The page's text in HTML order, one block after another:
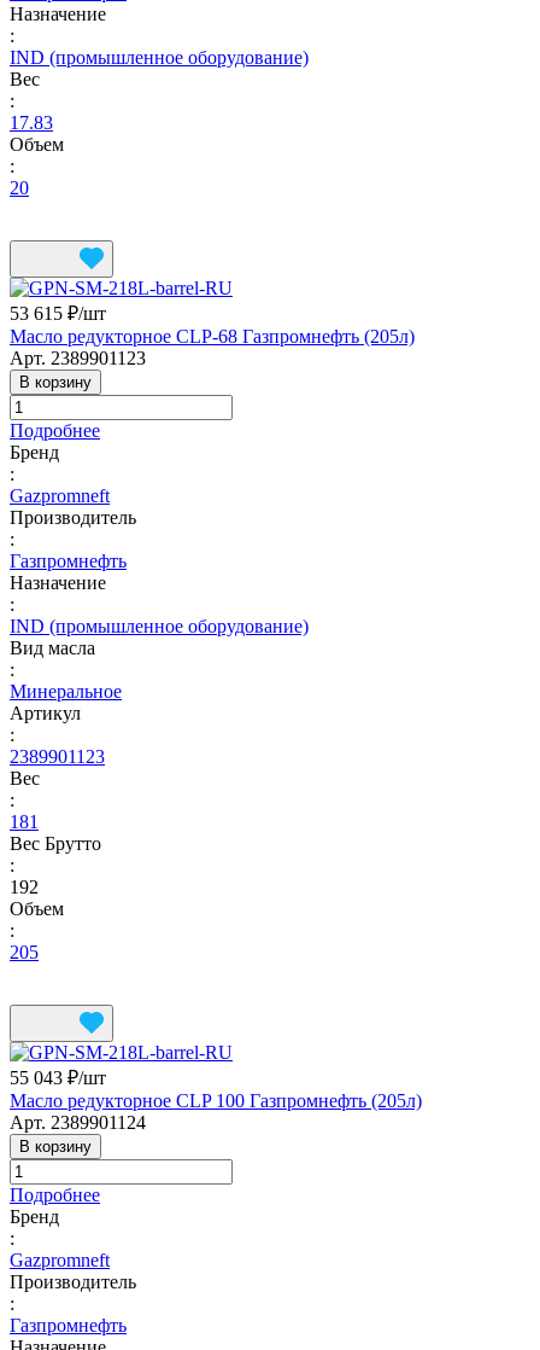
Назначение
:
IND (промышленное оборудование)
Вес
:
17.83
Объем
:
20
53 615 ₽/шт
Масло редукторное CLP-68 Газпромнефть (205л)
Арт. 2389901123
В корзину
Подробнее
Бренд
:
Gazpromneft
Производитель
:
Газпромнефть
Назначение
:
IND (промышленное оборудование)
Вид масла
:
Минеральное
Артикул
:
2389901123
Вес
:
181
Вес Брутто
:
192
Объем
:
205
55 043 ₽/шт
Масло редукторное CLP 100 Газпромнефть (205л)
Арт. 2389901124
В корзину
Подробнее
Бренд
:
Gazpromneft
Производитель
:
Газпромнефть